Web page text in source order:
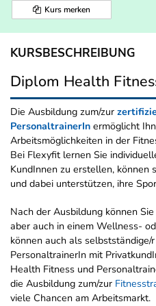
Kurs merken
KURSBESCHREIBUNG
Diplom Health
Die Ausbildung zum/zur
PersonaltrainerIn ermöglicht
Arbeitsmöglichkeiten in der
Bei Flexyfit lernen Sie
KundInnen zu erstellen, können
und dabei unterstützen, ihre
Nach der Ausbildung können
aber auch in einem Wellness-
können auch als selbstständige/
PersonaltrainerIn mit
Health Fitness und
die Ausbildung zum/zur
viele Chancen am Arbeitsmarkt.